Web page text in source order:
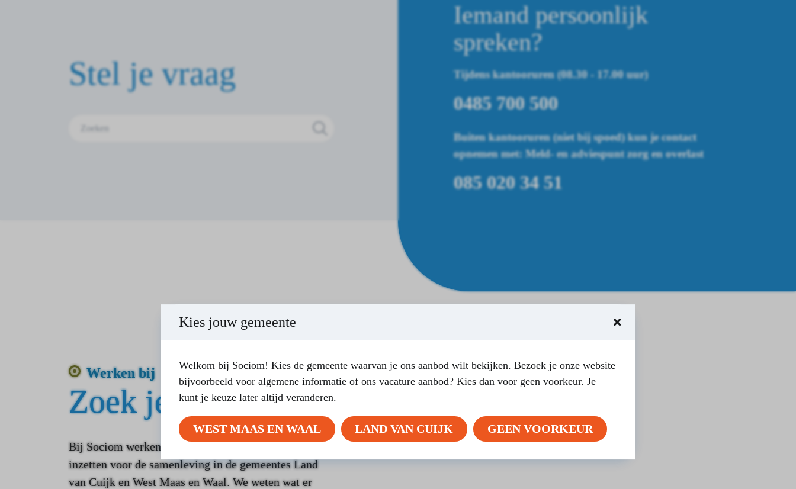
Stel je vraag
Iemand persoonlijk
spreken?
Tijdens kantooruren (08.30 - 17.00 uur)
0485 700 500
Buiten kantooruren (niet bij spoed) kun je contact
opnemen met: Meld- en adviespunt zorg en overlast
085 020 34 51
Werken bij
Zoek je werk?
Bij Sociom werken mensen die zich met hart en ziel
inzetten voor de samenleving in de gemeentes Land
van Cuijk en West Maas en Waal. We weten wat er
Kies jouw gemeente
Welkom bij Sociom! Kies de gemeente waarvan je ons aanbod wilt bekijken. Bezoek je onze website
bijvoorbeeld voor algemene informatie of ons vacature aanbod? Kies dan voor geen voorkeur. Je
kunt je keuze later altijd veranderen.
WEST MAAS EN WAAL LAND VAN CUIJK GEEN VOORKEUR